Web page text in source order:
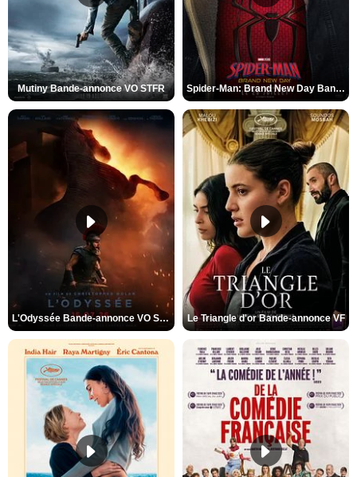
Mutiny Bande-annonce VO STFR Spider-Man: Brand New Day Bande-annonce VO STFR
L'Odyssée Bande-annonce VO STFR Le Triangle d'or Bande-annonce VF